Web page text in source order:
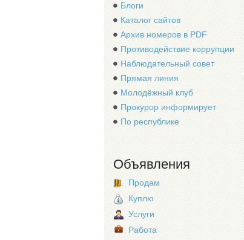
Блоги
Каталог сайтов
Архив номеров в PDF
Противодействие коррупции
Наблюдательный совет
Прямая линия
Молодёжный клуб
Прокурор информирует
По республике
Объявления
Продам
Куплю
Услуги
Работа